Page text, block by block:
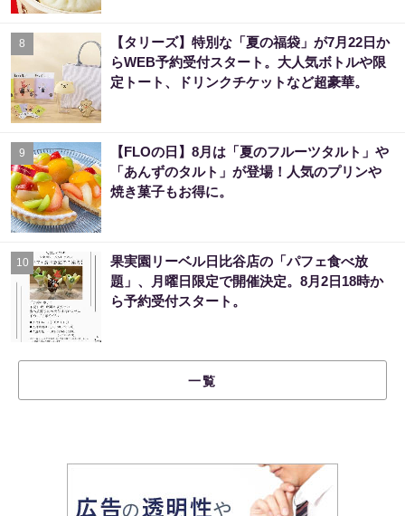
8
【タリーズ】特別な「夏の福袋」が7月22日か
らWEB予約受付スタート。大人気ボトルや限
定トート、ドリンクチケットなど超豪華。
9
【FLOの日】8月は「夏のフルーツタルト」や
「あんずのタルト」が登場！人気のプリンや
焼き菓子もお得に。
10
果実園リーベル日比谷店の「パフェ食べ放
題」、月曜日限定で開催決定。8月2日18時か
ら予約受付スタート。
一覧